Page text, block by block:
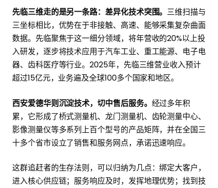
先临三维走的是另一条路：差异化技术突围。 三维扫描与
三坐标相比，优势在于非接触、高速、能够采集复杂曲面
数据。先临聚焦于这一细分领域，将年营收的20%以上投
入研发，逐步将技术应用于汽车工业、重工能源、电子电
器、齿科医疗等行业。2025年，先临三维营业收入预计
超过15亿元，业务遍及全球100多个国家和地区。
西安爱德华则沉淀技术，切中售后服务。 经过多年积
累，它形成了桥式测量机、龙门测量机、齿轮测量中心、
影像测量仪等多系列上百个型号的产品矩阵，并在全国三
十多个省市设立了销售和服务网点，承诺迅速响应。
这群追赶者的生存法则，可以归纳为几点：绑定大客户，
进入核心供应链；服务响应及时，发挥地理优势；找到技